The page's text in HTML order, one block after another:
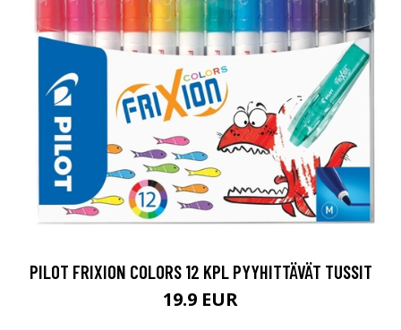
PILOT FRIXION COLORS 12 KPL PYYHITTÄVÄT TUSSIT
19.9 EUR